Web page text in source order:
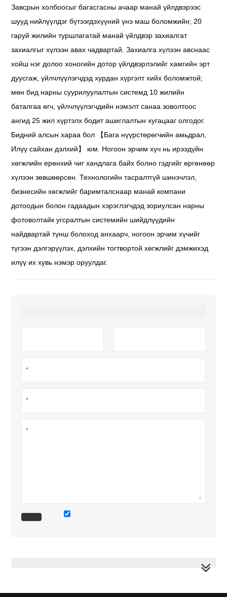
Завсрын холбоосыг багасгасны ачаар манай үйлдвэрээс
шууд нийлүүлдэг бүтээгдэхүүний үнэ маш боломжийн; 20
гаруй жилийн туршлагатай манай үйлдвэр захиалгат
захиалгыг хүлээн авах чадвартай. Захиалга хүлээн авснаас
хойш нэг долоо хоногийн дотор үйлдвэрлэлийг хамгийн эрт
дуусгаж, үйлчлүүлэгчдэд хурдан хүргэлт хийх боломжтой;
мөн бид нарны суурилуулалтын системд 10 жилийн
баталгаа өгч, үйлчлүүлэгчдийн нэмэлт санаа зоволтоос
ангид 25 жил хүртэлх бодит ашиглалтын хугацааг олгодог.
Бидний алсын хараа бол 【Бага нүүрстөрөгчийн амьдрал,
Илүү сайхан дэлхий】 юм. Ногоон эрчим хүч нь ирээдүйн
хөгжлийн ерөнхий чиг хандлага байх болно гэдгийг өргөнөөр
хүлээн зөвшөөрсөн. Технологийн тасралтгүй шинэчлэл,
бизнесийн хөгжлийг баримталснаар манай компани
дотоодын болон гадаадын хэрэглэгчдэд зориулсан нарны
фотоволтайк угсралтын системийн шийдлүүдийн
найдвартай түнш болоход анхаарч, ногоон эрчим хүчийг
түгээн дэлгэрүүлэх, дэлхийн тогтвортой хөгжлийг дэмжихэд
илүү их хувь нэмэр оруулдаг.